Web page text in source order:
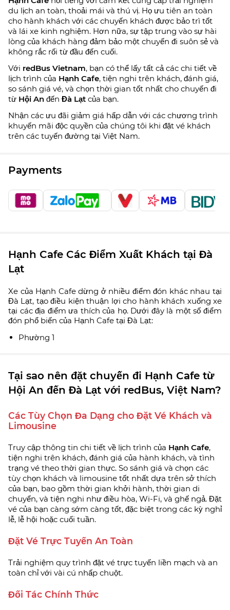
du lịch an toàn, thoải mái và thú vị. Họ ưu tiên an toàn
cho hành khách với các chuyến khách được bảo trì tốt
và lái xe kinh nghiệm. Hơn nữa, sự tập trung vào sự hài
lòng của khách hàng đảm bảo một chuyến đi suôn sẻ và
không rắc rối từ đầu đến cuối.
Với redBus Vietnam, bạn có thể lấy tất cả các chi tiết về
lịch trình của Hạnh Cafe, tiện nghi trên khách, đánh giá,
so sánh giá vé, và chọn thời gian tốt nhất cho chuyến đi
từ Hội An đến Đà Lạt của bạn.
Nhận các ưu đãi giảm giá hấp dẫn với các chương trình
khuyến mãi độc quyền của chúng tôi khi đặt vé khách
trên các tuyến đường tại Việt Nam.
Payments
Hạnh Cafe Các Điểm Xuất Khách tại Đà
Lạt
Xe của Hạnh Cafe dừng ở nhiều điểm đón khác nhau tại
Đà Lạt, tạo điều kiện thuận lợi cho hành khách xuống xe
tại các địa điểm ưa thích của họ. Dưới đây là một số điểm
đón phổ biến của Hạnh Cafe tại Đà Lạt:
Phường 1
Tại sao nên đặt chuyến đi Hạnh Cafe từ
Hội An đến Đà Lạt với redBus, Việt Nam?
Các Tùy Chọn Đa Dạng cho Đặt Vé Khách và
Limousine
Truy cập thông tin chi tiết về lịch trình của Hạnh Cafe,
tiện nghi trên khách, đánh giá của hành khách, và tình
trạng vé theo thời gian thực. So sánh giá và chọn các
tùy chọn khách và limousine tốt nhất dựa trên sở thích
của bạn, bao gồm thời gian khởi hành, thời gian di
chuyển, và tiện nghi như điều hòa, Wi-Fi, và ghế ngả. Đặt
vé của bạn càng sớm càng tốt, đặc biệt trong các kỳ nghỉ
lễ, lễ hội hoặc cuối tuần.
Đặt Vé Trực Tuyến An Toàn
Trải nghiệm quy trình đặt vé trực tuyến liền mạch và an
toàn chỉ với vài cú nhấp chuột.
Đối Tác Chính Thức